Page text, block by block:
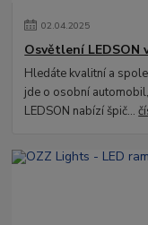
02.04.2025
Osvětlení LEDSON
Hledáte kvalitní a
jde o osobní
LEDSON nabízí špič...